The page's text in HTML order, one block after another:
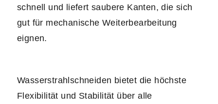
schnell und liefert saubere Kanten, die sich
gut für mechanische Weiterbearbeitung
eignen.
Wasserstrahlschneiden bietet die höchste
Flexibilität und Stabilität über alle